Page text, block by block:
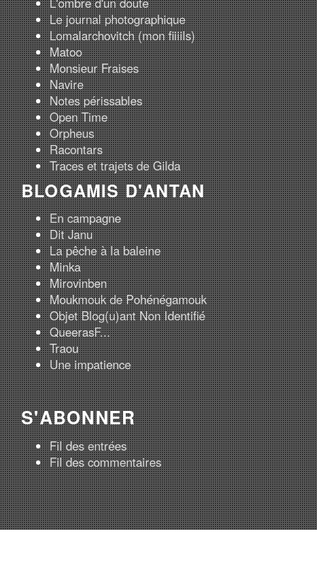
Le journal photographique
Lomalarchovitch (mon fiiiils)
Matoo
Monsieur Fraises
Navire
Notes périssables
Open Time
Orpheus
Racontars
Traces et trajets de Gilda
BLOGAMIS D'ANTAN
En campagne
Dit Janu
La pêche à la baleine
Minka
Mirovinben
Moukmouk de Pohénégamouk
Objet Blog(u)ant Non Identifié
QueerasF...
Traou
Une impatience
S'ABONNER
Fil des entrées
Fil des commentaires